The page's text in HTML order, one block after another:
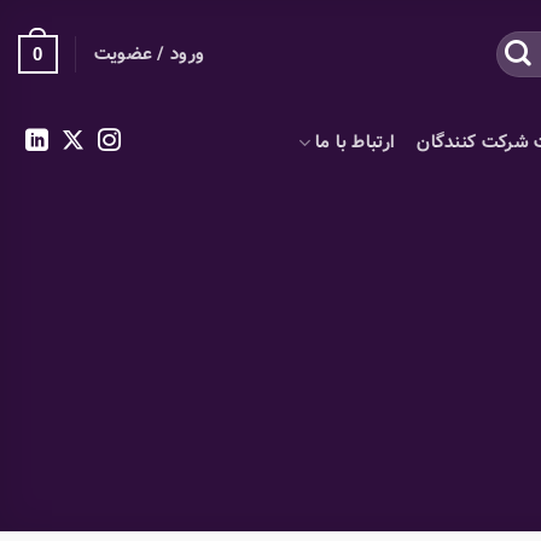
ورود / عضویت 0
شرکت کنندگان ارتباط با ما